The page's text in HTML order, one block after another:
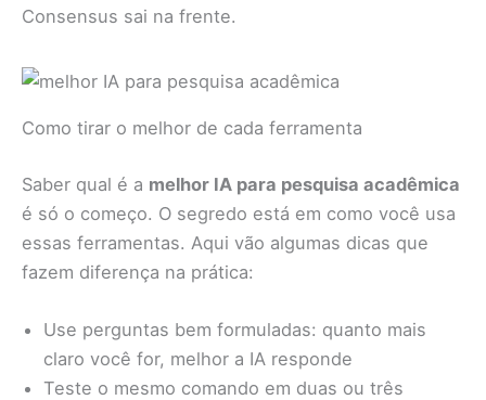
Consensus sai na frente.
Como tirar o melhor de cada ferramenta
Saber qual é a melhor IA para pesquisa acadêmica
é só o começo. O segredo está em como você usa
essas ferramentas. Aqui vão algumas dicas que
fazem diferença na prática:
Use perguntas bem formuladas: quanto mais
claro você for, melhor a IA responde
Teste o mesmo comando em duas ou três